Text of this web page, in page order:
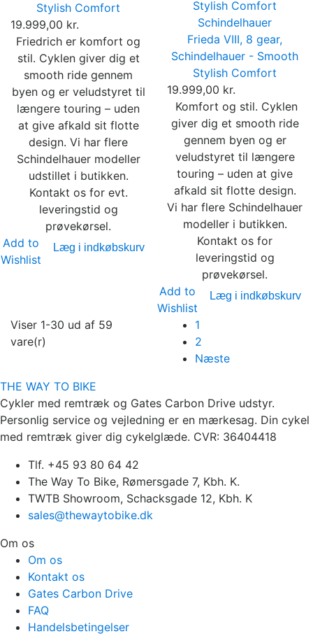
Stylish Comfort
19.999,00 kr.
Friedrich er komfort og
stil. Cyklen giver dig et
smooth ride gennem
byen og er veludstyret til
længere touring – uden
at give afkald sit flotte
design. Vi har flere
Schindelhauer modeller
udstillet i butikken.
Kontakt os for evt.
leveringstid og
prøvekørsel.
Add to
Wishlist
Læg i indkøbskurv
Schindelhauer
Frieda VIII, 8 gear,
Schindelhauer - Smooth
Stylish Comfort
19.999,00 kr.
Komfort og stil. Cyklen
giver dig et smooth ride
gennem byen og er
veludstyret til længere
touring – uden at give
afkald sit flotte design.
Vi har flere Schindelhauer
modeller i butikken.
Kontakt os for
leveringstid og
prøvekørsel.
Add to
Wishlist
Læg i indkøbskurv
Viser 1-30 ud af 59
vare(r)
1
2
Næste
THE WAY TO BIKE
Cykler med remtræk og Gates Carbon Drive udstyr.
Personlig service og vejledning er en mærkesag. Din cykel
med remtræk giver dig cykelglæde. CVR: 36404418
Tlf. +45 93 80 64 42
The Way To Bike, Rømersgade 7, Kbh. K.
TWTB Showroom, Schacksgade 12, Kbh. K
sales@thewaytobike.dk
Om os
Om os
Kontakt os
Gates Carbon Drive
FAQ
Handelsbetingelser